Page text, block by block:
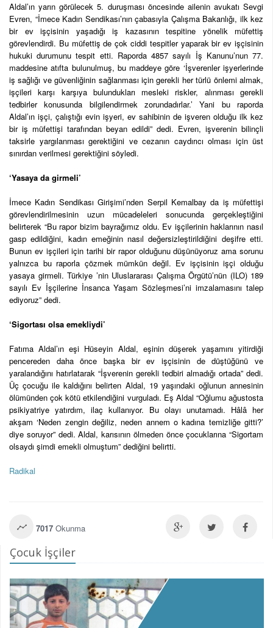
Aldal’ın yarın görülecek 5. duruşması öncesinde ailenin avukatı Sevgi
Evren, “İmece Kadın Sendikası’nın çabasıyla Çalışma Bakanlığı, ilk kez
bir ev işçisinin yaşadığı iş kazasının tespitine yönelik müfettiş
görevlendirdi. Bu müfettiş de çok ciddi tespitler yaparak bir ev işçisinin
hukuki durumunu tespit etti. Raporda 4857 sayılı İş Kanunu’nun 77.
maddesine atıfta bulunulmuş, bu maddeye göre ‘İşverenler işyerlerinde
iş sağlığı ve güvenliğinin sağlanması için gerekli her türlü önlemi almak,
işçileri karşı karşıya bulundukları mesleki riskler, alınması gerekli
tedbirler konusunda bilgilendirmek zorundadırlar.’ Yani bu raporda
Aldal’ın işçi, çalıştığı evin işyeri, ev sahibinin de işveren olduğu ilk kez
bir iş müfettişi tarafından beyan edildi” dedi. Evren, işverenin bilinçli
taksirle yargılanması gerektiğini ve cezanın caydırıcı olması için üst
sınırdan verilmesi gerektiğini söyledi.
‘Yasaya da girmeli’
İmece Kadın Sendikası Girişimi’nden Serpil Kemalbay da iş müfettişi
görevlendirilmesinin uzun mücadeleleri sonucunda gerçekleştiğini
belirterek “Bu rapor bizim bayrağımız oldu. Ev işçilerinin haklarının nasıl
gasp edildiğini, kadın emeğinin nasıl değersizleştirildiğini deşifre etti.
Bunun ev işçileri için tarihi bir rapor olduğunu düşünüyoruz ama sorunu
yalnızca bu raporla çözmek mümkün değil. Ev işçisinin işçi olduğu
yasaya girmeli. Türkiye ’nin Uluslararası Çalışma Örgütü’nün (ILO) 189
sayılı Ev İşçilerine İnsanca Yaşam Sözleşmesi’ni imzalamasını talep
ediyoruz” dedi.
‘Sigortası olsa emekliydi’
Fatıma Aldal’ın eşi Hüseyin Aldal, eşinin düşerek yaşamını yitirdiği
pencereden daha önce başka bir ev işçisinin de düştüğünü ve
yaralandığını hatırlatarak “İşverenin gerekli tedbiri almadığı ortada” dedi.
Üç çocuğu ile kaldığını belirten Aldal, 19 yaşındaki oğlunun annesinin
ölümünden çok kötü etkilendiğini vurguladı. Eş Aldal “Oğlumu ağustosta
psikiyatriye yatırdım, ilaç kullanıyor. Bu olayı unutamadı. Hâlâ her
akşam ‘Neden zengin değiliz, neden annem o kadına temizliğe gitti?’
diye soruyor” dedi. Aldal, karısının ölmeden önce çocuklarına “Sigortam
olsaydı şimdi emekli olmuştum” dediğini belirtti.
Radikal
7017 Okunma
Çocuk İşçiler